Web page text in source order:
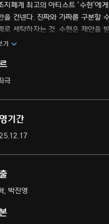
지폐계 최고의 아티스트 ‘수현’에
을 건넨다. 진짜와 가짜를 구분할
로 세탁하자는 것. 수현은 제안을
노트’를 둘러싼 악인들의 피 튀기
기
극
기간
, 박진영